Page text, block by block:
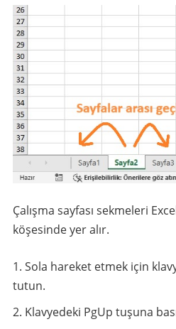
Çalışma sayfası sekmeleri
köşesinde yer alır.
Sola hareket etmek için
tutun.
Klavyedeki PgUp tuşuna